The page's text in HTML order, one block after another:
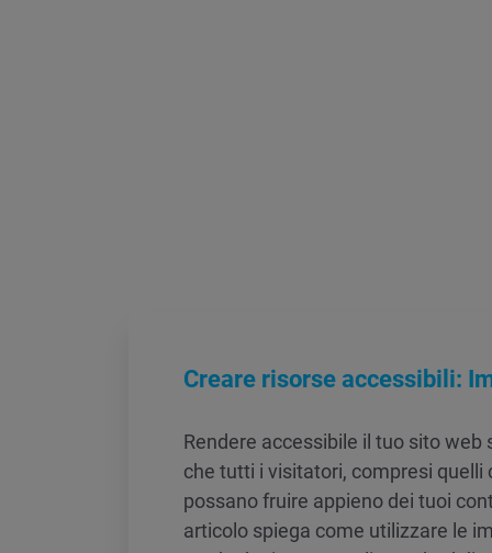
Creare risorse accessibili:
Rendere accessibile il tuo sito web
che tutti i visitatori, compresi quelli
possano fruire appieno dei tuoi
articolo spiega come utilizzare le